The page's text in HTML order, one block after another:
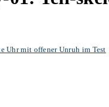
Uhr mit offener Unruh im Test